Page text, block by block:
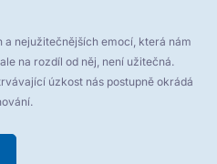
nejužitečnějších emocí, která nám
na rozdíl od něj, není užitečná.
úzkost nás postupně okrádá